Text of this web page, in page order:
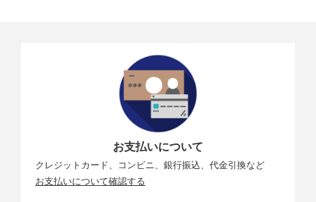
お支払いについて
クレジットカード、コンビニ、銀行振込、代金引換など
お支払いについて確認する